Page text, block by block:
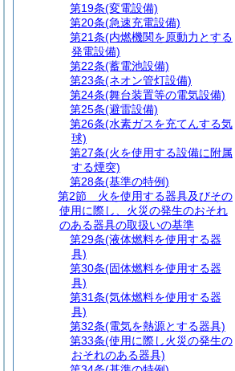
第19条(変電設備)
第20条(急速充電設備)
第21条(内燃機関を原動力とする
発電設備)
第22条(蓄電池設備)
第23条(ネオン管灯設備)
第24条(舞台装置等の電気設備)
第25条(避雷設備)
第26条(水素ガスを充てんする気
球)
第27条(火を使用する設備に附属
する煙突)
第28条(基準の特例)
第2節
火を使用する器具及びその
使用に際し、火災の発生のおそれ
のある器具の取扱いの基準
第29条(液体燃料を使用する器
具)
第30条(固体燃料を使用する器
具)
第31条(気体燃料を使用する器
具)
第32条(電気を熱源とする器具)
第33条(使用に際し火災の発生の
おそれのある器具)